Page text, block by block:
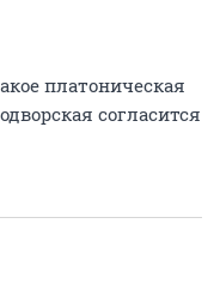
платоническая
согласится